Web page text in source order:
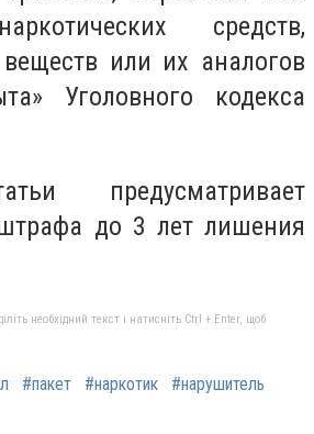
средств,
или их аналогов
Уголовного кодекса
предусматривает
до 3 лет лишения
необхідний текст і натисніть Ctrl + Enter, щоб
#пакет #наркотик
#нарушитель